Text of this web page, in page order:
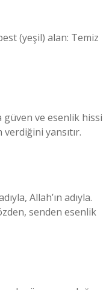
(yeşil) alan: Temiz
ve esenlik hissi
yansıtır.
Allah’ın adıyla.
senden esenlik